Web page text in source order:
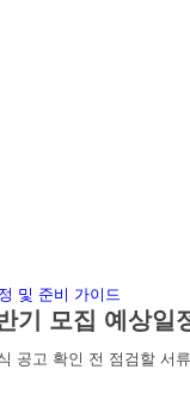
기 모집 예상일
공고 확인 전 점검할 서